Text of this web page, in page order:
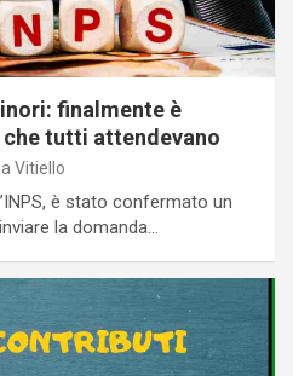
finalmente è
tutti attendevano
Vitiello
è stato confermato un
la domanda…